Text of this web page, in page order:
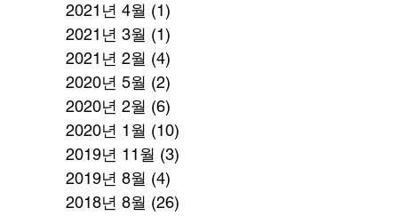
2021년 4월 (1)
2021년 3월 (1)
2021년 2월 (4)
2020년 5월 (2)
2020년 2월 (6)
2020년 1월 (10)
2019년 11월 (3)
2019년 8월 (4)
2018년 8월 (26)